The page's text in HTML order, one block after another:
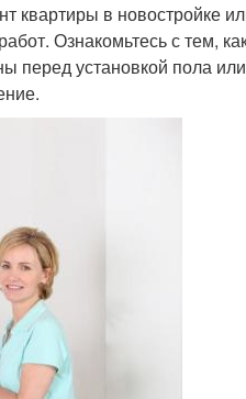
квартиры в новостройке
Ознакомьтесь с тем,
перед установкой пола